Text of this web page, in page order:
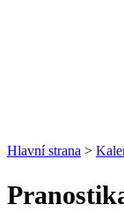
Hlavní strana >